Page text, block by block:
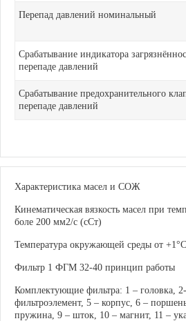
Перепад давлений номинальный
Срабатывание индикатора
перепаде давлений
Срабатывание предохранительного
перепаде давлений
Характеристика масел и СОЖ
Кинематическая вязкость масел при
боле 200 мм2/с (сСт)
Температура окружающей среды от
Фильтр 1 ФГМ 32-40 принцип работы
Комплектующие фильтра: 1 – головка,
фильтроэлемент, 5 – корпус, 6 –
пружина, 9 – шток, 10 – магнит, 11 –